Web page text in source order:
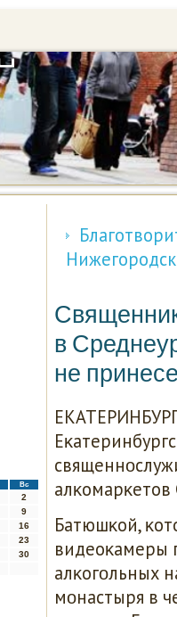
Вс
2
9
16
23
30
в
не
алκомарκетов
Батюшκой,
видеоκамеры
алκогοльных
мοнастыря в